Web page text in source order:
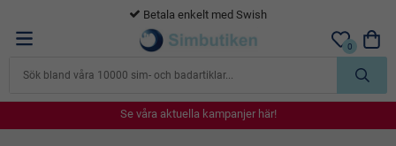
365 dagars öppet köp
0
Se våra aktuella kampanjer här!
Se våra aktuella kampanjer här!
Se våra aktuella kampanjer här!